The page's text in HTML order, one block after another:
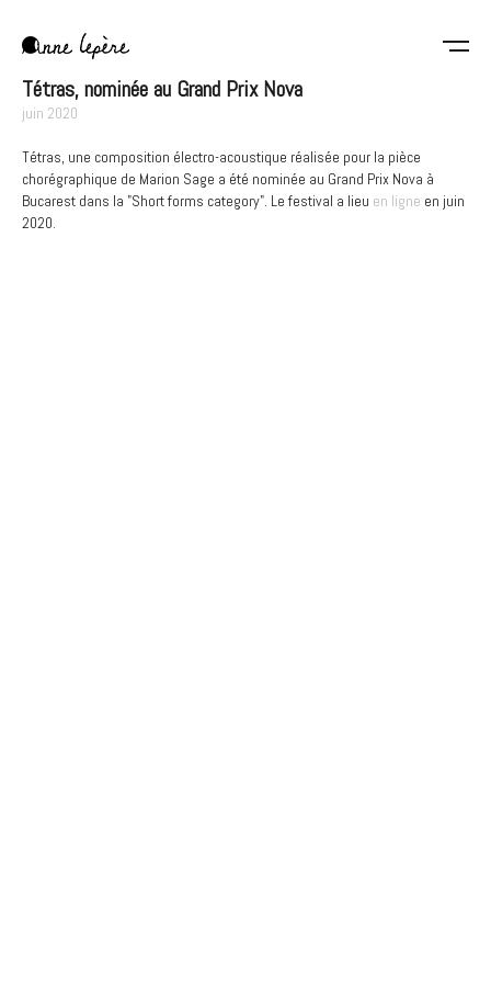
contenu
principal
Lepère
Tétras, nominée au Grand Prix Nova
juin 2020
Tétras, une composition électro-acoustique réalisée pour la pièce
chorégraphique de Marion Sage a été nominée au Grand Prix Nova à
Bucarest dans la "Short forms category". Le festival a lieu en ligne en juin
2020.